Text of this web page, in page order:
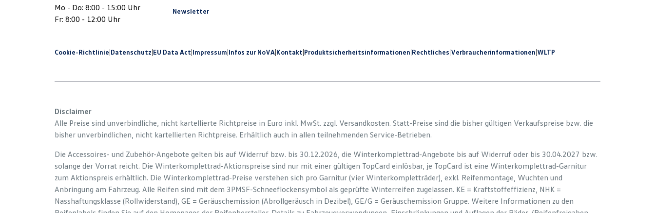
Mo - Do: 8:00 - 15:00 Uhr
Fr: 8:00 - 12:00 Uhr
Newsletter
Cookie-Richtlinie|Datenschutz|EU Data Act|Impressum|Infos zur NoVA|Kontakt|Produkt­sicherheits­informationen|Rechtliches|Verbraucherinformationen|WLTP
Disclaimer
Alle Preise sind unverbindliche, nicht kartellierte Richtpreise in Euro inkl. MwSt. zzgl. Versandkosten. Statt-Preise sind die bisher gültigen Verkaufspreise bzw. die
bisher unverbindlichen, nicht kartellierten Richtpreise. Erhältlich auch in allen teilnehmenden Service-Betrieben.
Die Accessoires- und Zubehör-Angebote gelten bis auf Widerruf bzw. bis 30.12.2026, die Winterkomplettrad-Angebote bis auf Widerruf oder bis 30.04.2027 bzw.
solange der Vorrat reicht. Die Winterkomplettrad-Aktionspreise sind nur mit einer gültigen TopCard einlösbar, je TopCard ist eine Winterkomplettrad-Garnitur
zum Aktionspreis erhältlich. Die Winterkomplettrad-Preise verstehen sich pro Garnitur (vier Winterkompletträder), exkl. Reifenmontage, Wuchten und
Anbringung am Fahrzeug. Alle Reifen sind mit dem 3PMSF-Schneeflockensymbol als geprüfte Winterreifen zugelassen. KE = Kraftstoffeffizienz, NHK =
Nasshaftungsklasse (Rollwiderstand), GE = Geräuschemission (Abrollgeräusch in Dezibel), GE/G = Geräuschemission Gruppe. Weitere Informationen zu den